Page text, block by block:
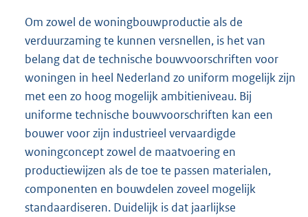
Om zowel de woningbouwproductie als de
verduurzaming te kunnen versnellen, is het van
belang dat de technische bouwvoorschriften voor
woningen in heel Nederland zo uniform mogelijk zijn
met een zo hoog mogelijk ambitieniveau. Bij
uniforme technische bouwvoorschriften kan een
bouwer voor zijn industrieel vervaardigde
woningconcept zowel de maatvoering en
productiewijzen als de toe te passen materialen,
componenten en bouwdelen zoveel mogelijk
standaardiseren. Duidelijk is dat jaarlijkse